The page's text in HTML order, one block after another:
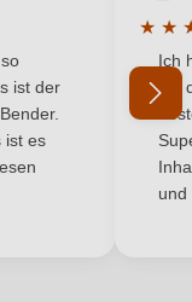
Suergiu, Sulcis
IGP
Carignano
vergessen
5 von 5 Sternen
ist der
ist es
★ ★
Ich
mit
und